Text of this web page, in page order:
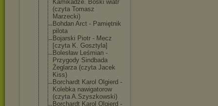
Kamikadze. Boski wiatr
(czyta Tomasz
Marzecki)
Bohdan Arct - Pamiętnik
pilota
Bojarski Piotr - Mecz
[czyta K. Gosztyla]
Bolesław Leśmian -
Przygody Sindbada
Żeglarza (czyta Jacek
Kiss)
Borchardt Karol Olgierd -
Kolebka nawigatorow
(czyta A.Szyszkowski)
Borchardt Karol Olgierd -